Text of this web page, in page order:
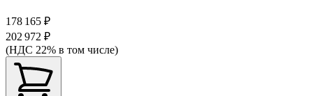
178 165 ₽
202 972 ₽
(НДС 22% в том числе)